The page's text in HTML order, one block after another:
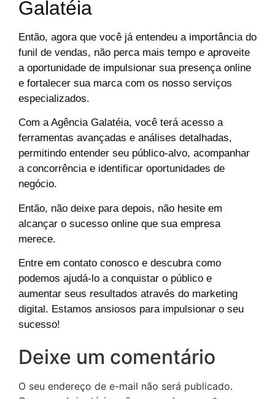
Galatéia
Então, agora que você já entendeu a importância do
funil de vendas, não perca mais tempo e aproveite
a oportunidade de impulsionar sua presença online
e fortalecer sua marca com os nosso serviços
especializados.
Com a Agência Galatéia, você terá acesso a
ferramentas avançadas e análises detalhadas,
permitindo entender seu público-alvo, acompanhar
a concorrência e identificar oportunidades de
negócio.
Então, não deixe para depois, não hesite em
alcançar o sucesso online que sua empresa
merece.
Entre em contato conosco e descubra como
podemos ajudá-lo a conquistar o público e
aumentar seus resultados através do marketing
digital. Estamos ansiosos para impulsionar o seu
sucesso!
Deixe um comentário
O seu endereço de e-mail não será publicado.